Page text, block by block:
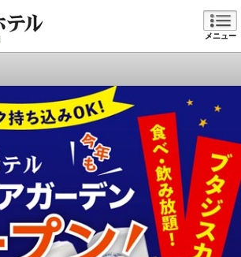
メニュー